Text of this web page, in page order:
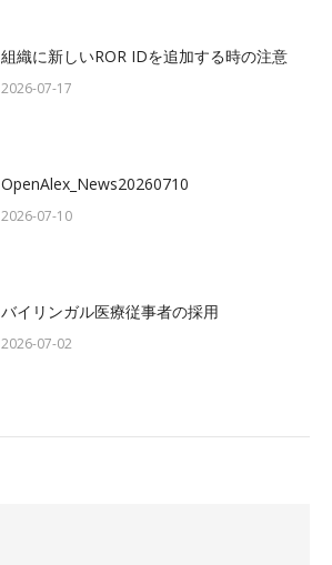
組織に新しいROR IDを追加する時の注意
2026-07-17
OpenAlex_News20260710
2026-07-10
バイリンガル医療従事者の採用
2026-07-02